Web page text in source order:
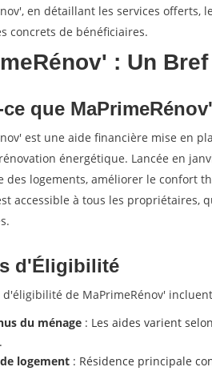
en détaillant les services offerts,
concrets de bénéficiaires.
: Un
que
est une aide financière mise en
énergétique. Lancée en
des logements, améliorer le confort
accessible à tous les propriétaires,
d'Éligibilité
d'éligibilité de MaPrimeRénov'
du ménage : Les aides varient
logement : Résidence principale